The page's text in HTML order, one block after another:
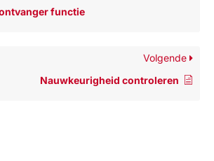
functie
Volgende
Nauwkeurigheid controleren